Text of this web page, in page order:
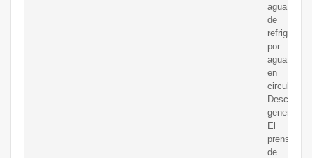
agua
de
por
agua
en
general
El
prensador
de